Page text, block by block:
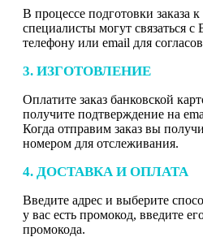
В процессе подготовки заказа
специалисты могут связаться
телефону или email для
3. ИЗГОТОВЛЕНИЕ
Оплатите заказ банковской
получите подтверждение на
Когда отправим заказ вы
номером для отслеживания.
4. ДОСТАВКА И ОПЛАТА
Введите адрес и выберите
у вас есть промокод, введите
промокода.